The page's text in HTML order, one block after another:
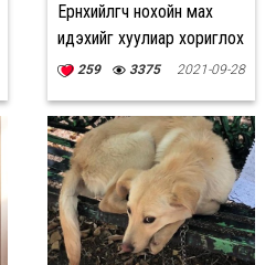
Ерөнхийлөгч нохойн мах
идэхийг хуулиар хориглох
саналтай байгаагаа
259 3375 2021-09-28